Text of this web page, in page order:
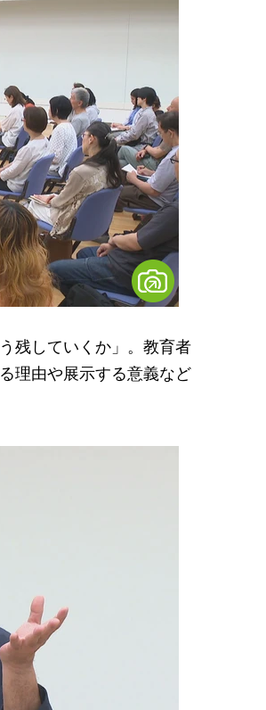
残していくか」。教育者
理由や展示する意義など